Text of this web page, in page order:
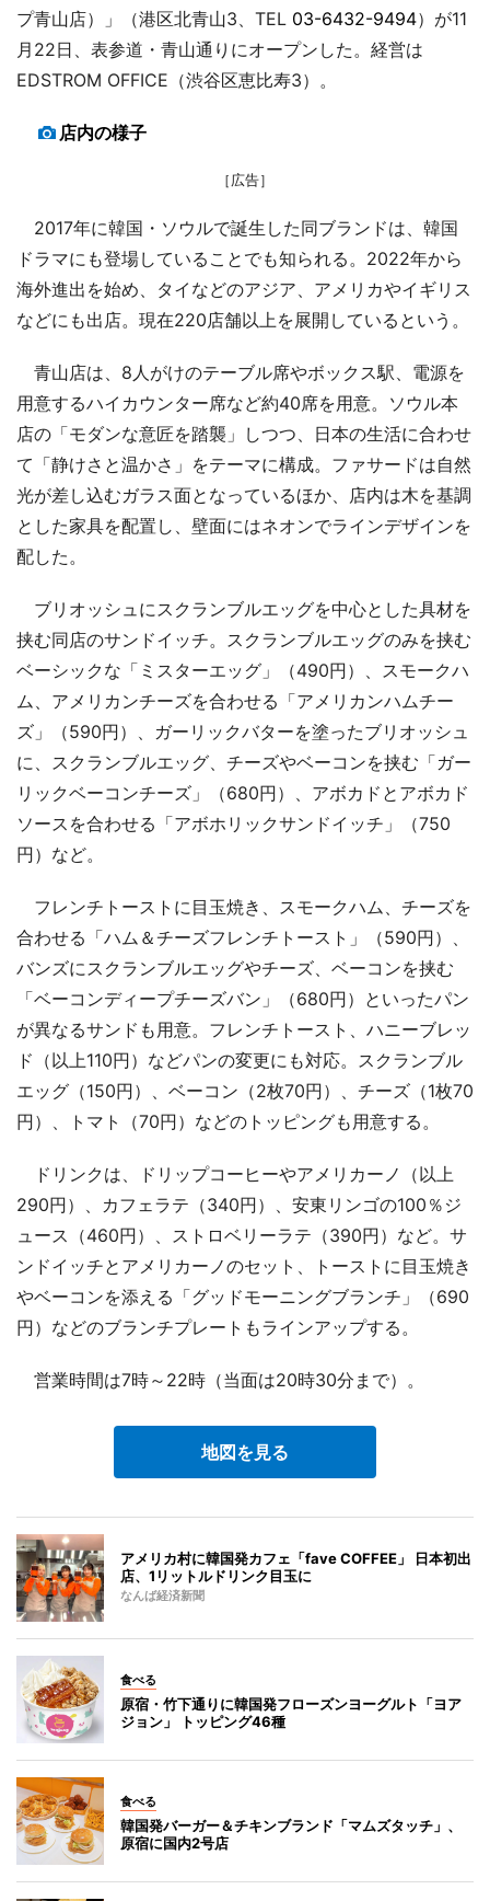
プ青山店）」（港区北青山3、TEL 03-6432-9494）が11
月22日、表参道・青山通りにオープンした。経営は
EDSTROM OFFICE（渋谷区恵比寿3）。
店内の様子
［広告］
2017年に韓国・ソウルで誕生した同ブランドは、韓国
ドラマにも登場していることでも知られる。2022年から
海外進出を始め、タイなどのアジア、アメリカやイギリス
などにも出店。現在220店舗以上を展開しているという。
青山店は、8人がけのテーブル席やボックス駅、電源を
用意するハイカウンター席など約40席を用意。ソウル本
店の「モダンな意匠を踏襲」しつつ、日本の生活に合わせ
て「静けさと温かさ」をテーマに構成。ファサードは自然
光が差し込むガラス面となっているほか、店内は木を基調
とした家具を配置し、壁面にはネオンでラインデザインを
配した。
ブリオッシュにスクランブルエッグを中心とした具材を
挟む同店のサンドイッチ。スクランブルエッグのみを挟む
ベーシックな「ミスターエッグ」（490円）、スモークハ
ム、アメリカンチーズを合わせる「アメリカンハムチー
ズ」（590円）、ガーリックバターを塗ったブリオッシュ
に、スクランブルエッグ、チーズやベーコンを挟む「ガー
リックベーコンチーズ」（680円）、アボカドとアボカド
ソースを合わせる「アボホリックサンドイッチ」（750
円）など。
フレンチトーストに目玉焼き、スモークハム、チーズを
合わせる「ハム＆チーズフレンチトースト」（590円）、
バンズにスクランブルエッグやチーズ、ベーコンを挟む
「ベーコンディープチーズバン」（680円）といったパン
が異なるサンドも用意。フレンチトースト、ハニーブレッ
ド（以上110円）などパンの変更にも対応。スクランブル
エッグ（150円）、ベーコン（2枚70円）、チーズ（1枚70
円）、トマト（70円）などのトッピングも用意する。
ドリンクは、ドリップコーヒーやアメリカーノ（以上
290円）、カフェラテ（340円）、安東リンゴの100％ジ
ュース（460円）、ストロベリーラテ（390円）など。サ
ンドイッチとアメリカーノのセット、トーストに目玉焼き
やベーコンを添える「グッドモーニングブランチ」（690
円）などのブランチプレートもラインアップする。
営業時間は7時～22時（当面は20時30分まで）。
地図を見る
アメリカ村に韓国発カフェ「fave COFFEE」 日本初出
店、1リットルドリンク目玉に
なんば経済新聞
食べる
原宿・竹下通りに韓国発フローズンヨーグルト「ヨア
ジョン」 トッピング46種
食べる
韓国発バーガー＆チキンブランド「マムズタッチ」、
原宿に国内2号店